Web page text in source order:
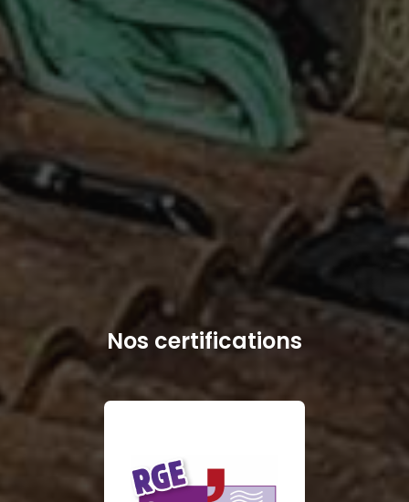
Nos certifications